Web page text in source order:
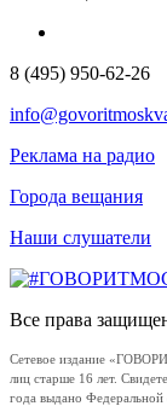
8 (495) 950-62-26
Реклама на радио
Города вещания
Наши слушатели
Все права
Сетевое издание
лиц старше 16 лет.
года выдано